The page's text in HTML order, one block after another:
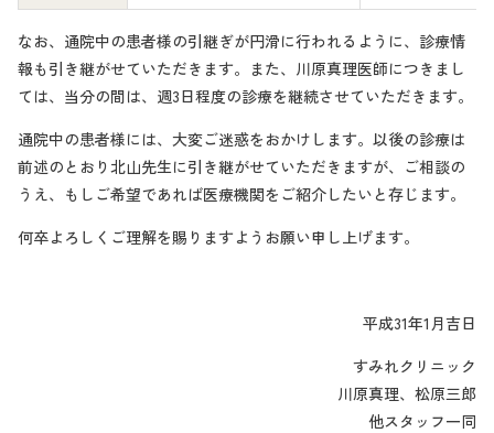
なお、通院中の患者様の引継ぎが円滑に行われるように、診療情
報も引き継がせていただきます。また、川原真理医師につきまし
ては、当分の間は、週3日程度の診療を継続させていただきます。
通院中の患者様には、大変ご迷惑をおかけします。以後の診療は
前述のとおり北山先生に引き継がせていただきますが、ご相談の
うえ、もしご希望であれば医療機関をご紹介したいと存じます。
何卒よろしくご理解を賜りますようお願い申し上げます。
平成31年1月吉日
すみれクリニック
川原真理、松原三郎
他スタッフ一同